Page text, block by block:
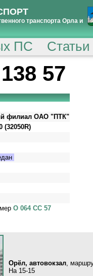
транспорта Орла и
ПС
57
филиал ОАО "ПТК"
(32050R)
О 064 СС 57
Орёл, автовокзал,
На 15-15